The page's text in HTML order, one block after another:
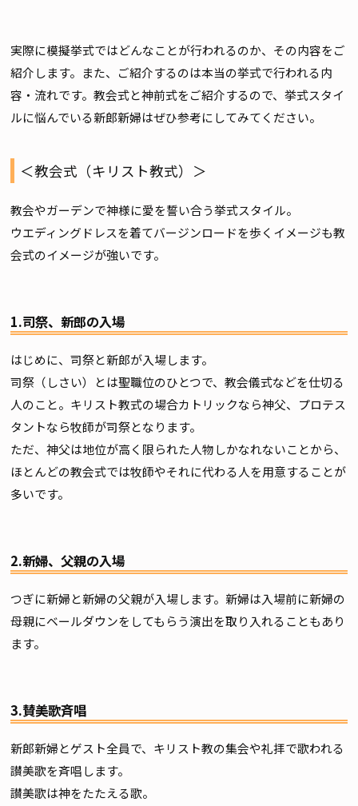
実際に模擬挙式ではどんなことが行われるのか、その内容をご
紹介します。また、ご紹介するのは本当の挙式で行われる内
容・流れです。教会式と神前式をご紹介するので、挙式スタイ
ルに悩んでいる新郎新婦はぜひ参考にしてみてください。
＜教会式（キリスト教式）＞
教会やガーデンで神様に愛を誓い合う挙式スタイル。
ウエディングドレスを着てバージンロードを歩くイメージも教
会式のイメージが強いです。
1.司祭、新郎の入場
はじめに、司祭と新郎が入場します。
司祭（しさい）とは聖職位のひとつで、教会儀式などを仕切る
人のこと。キリスト教式の場合カトリックなら神父、プロテス
タントなら牧師が司祭となります。
ただ、神父は地位が高く限られた人物しかなれないことから、
ほとんどの教会式では牧師やそれに代わる人を用意することが
多いです。
2.新婦、父親の入場
つぎに新婦と新婦の父親が入場します。新婦は入場前に新婦の
母親にベールダウンをしてもらう演出を取り入れることもあり
ます。
3.賛美歌斉唱
新郎新婦とゲスト全員で、キリスト教の集会や礼拝で歌われる
讃美歌を斉唱します。
讃美歌は神をたたえる歌。